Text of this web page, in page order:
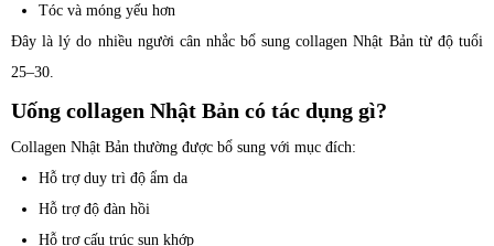
Tóc và móng yếu hơn
Đây là lý do nhiều người cân nhắc bổ sung collagen Nhật Bản từ độ tuổi
25–30.
Uống collagen Nhật Bản có tác dụng gì?
Collagen Nhật Bản thường được bổ sung với mục đích:
Hỗ trợ duy trì độ ẩm da
Hỗ trợ độ đàn hồi
Hỗ trợ cấu trúc sụn khớp